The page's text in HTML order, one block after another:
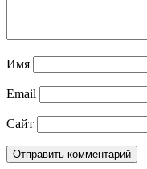
Имя
Email
Сайт